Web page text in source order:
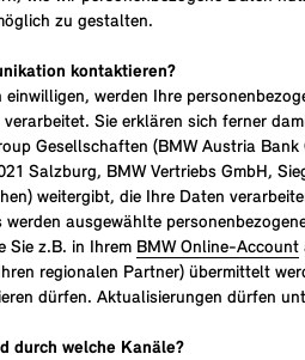
zu gestalten.
kontaktieren?
werden Ihre
Sie erklären sich ferner
Gesellschaften (BMW Austria
Salzburg, BMW Vertriebs GmbH,
weitergibt, die Ihre Daten
ausgewählte
Sie z.B. in Ihrem BMW Online-Account
regionalen Partner) übermittelt
dürfen. Aktualisierungen dürfen
durch welche Kanäle?